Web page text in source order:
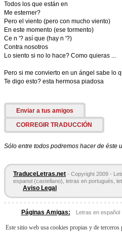
Todos los que están en
Me esterner?
Pero el viento (pero con mucho viento)
En este momento (ese tormento)
Ce n '? así que (hay n '?)
Contra nosotros
Lo siento si no lo hace? Como quieras ...
Pero si me convierto en un ángel sabe lo
Te digo esto? esta hermosa piadosa
Enviar a tus amigos
CORREGIR TRADUCCIÓN
Sólo entre todos podremos hacer de éste
TraduceLetras.net - Copyright 2009 -
espanol (castellano), letras en portugués,
Aviso Legal
Páginas Amigas: Letras en español
Este sitio web usa cookies propias y de terceros